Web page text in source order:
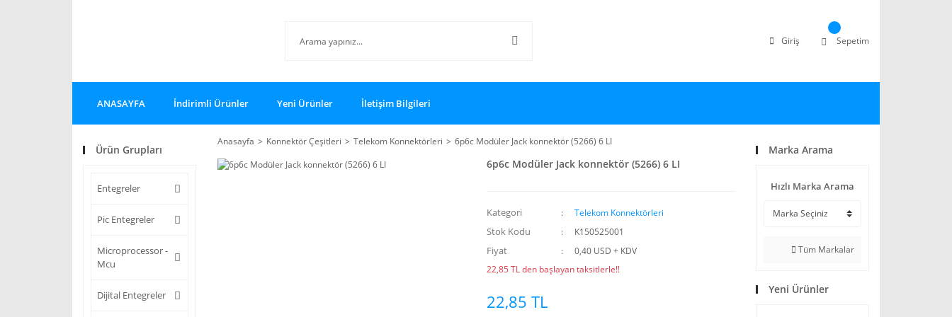
Giriş Sepetim
ANASAYFA İndirimli Ürünler Yeni Ürünler İletişim Bilgileri
Ürün Grupları
Entegreler
Pic Entegreler
Microprocessor -
Mcu
Dijital Entegreler
Anasayfa Konnektör Çeşitleri Telekom Konnektörleri 6p6c Modüler Jack konnektör (5266) 6 LI
6p6c Modüler Jack konnektör (5266) 6 LI
Kategori Telekom Konnektörleri
Stok Kodu K150525001
Fiyat
0,40 USD + KDV
22,85 TL den başlayan taksitlerle!!
22,85 TL
Marka Arama
Hızlı Marka Arama
Tüm Markalar
Yeni Ürünler